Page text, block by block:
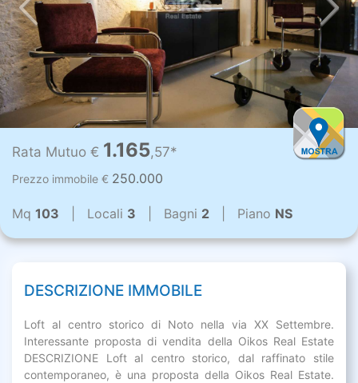
Rata Mutuo € 1.165,57*
Prezzo immobile € 250.000
Mq 103 | Locali 3 | Bagni 2 | Piano NS
DESCRIZIONE IMMOBILE
Loft al centro storico di Noto nella via XX Settembre.
Interessante proposta di vendita della Oikos Real Estate
DESCRIZIONE Loft al centro storico, dal raffinato stile
contemporaneo, è una proposta della Oikos Real Estate.